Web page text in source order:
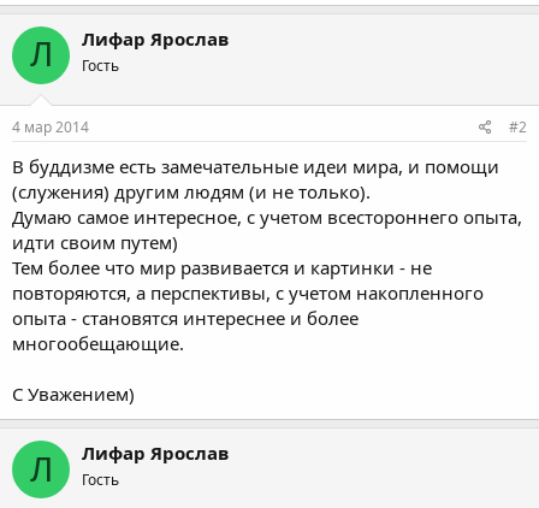
Л Лифар Ярослав
Гость
4 мар 2014 #2
В буддизме есть замечательные идеи мира, и помощи
(служения) другим людям (и не только).
Думаю самое интересное, с учетом всестороннего опыта,
идти своим путем)
Тем более что мир развивается и картинки - не
повторяются, а перспективы, с учетом накопленного
опыта - становятся интереснее и более
многообещающие.
С Уважением)
Л Лифар Ярослав
Гость